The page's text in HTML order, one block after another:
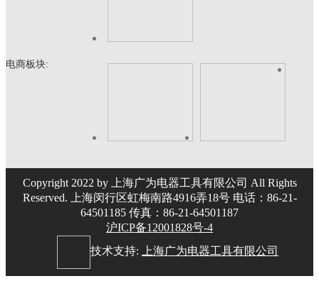
电商板块:
Copyright 2022 by 上海广为电器工具有限公司 All Rights
Reserved. 上海闵行区虹梅南路4916弄18号 电话：86-21-
64501185 传真：86-21-64501187
沪ICP备12001828号-4
技术支持:
上海广为电器工具有限公司